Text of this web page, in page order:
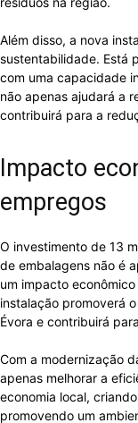
Além disso, a nova
sustentabilidade. Está
com uma capacidade
não apenas ajudará a
contribuirá para a
Impacto
empregos
O investimento de 13
de embalagens não é
um impacto
instalação promoverá
Évora e contribuirá
Com a modernização
apenas melhorar a
economia local,
promovendo um